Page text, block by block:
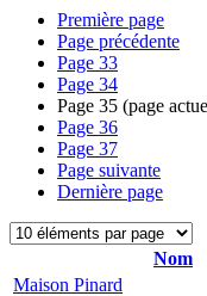
Première page
Page précédente
Page 33
Page 34
Page 35 (page
Page 36
Page 37
Page suivante
Dernière page
Nom
Maison Pinard